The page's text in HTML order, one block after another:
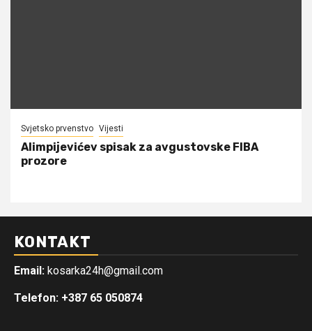
Svjetsko prvenstvo Vijesti
Alimpijevićev spisak za avgustovske FIBA
prozore
KONTAKT
Email: kosarka24h@gmail.com
Telefon: +387 65 050874